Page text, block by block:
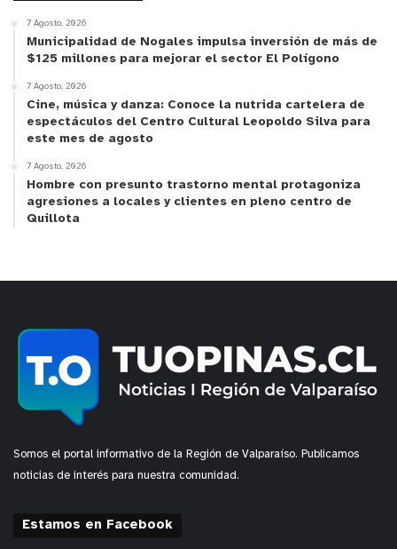
7 Agosto, 2026
Municipalidad de Nogales impulsa inversión de más de
$125 millones para mejorar el sector El Polígono
7 Agosto, 2026
Cine, música y danza: Conoce la nutrida cartelera de
espectáculos del Centro Cultural Leopoldo Silva para
este mes de agosto
7 Agosto, 2026
Hombre con presunto trastorno mental protagoniza
agresiones a locales y clientes en pleno centro de
Quillota
Somos el portal informativo de la Región de Valparaíso. Publicamos
noticias de interés para nuestra comunidad.
Estamos en Facebook